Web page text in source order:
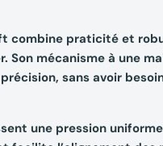
combine praticité et
Son mécanisme à une
sans avoir
une pression